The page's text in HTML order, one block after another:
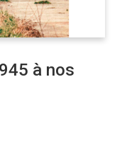
à nos